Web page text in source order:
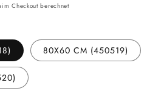
Checkout berechnet
80X60 CM (450519)